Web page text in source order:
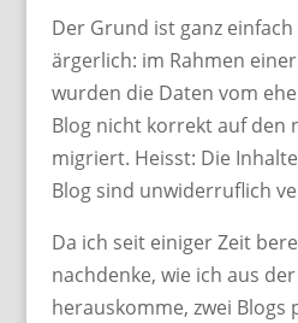
Der Grund ist ganz
ärgerlich: im Rahmen
wurden die Daten vom
Blog nicht korrekt auf den
migriert. Heisst: Die
Blog sind unwiderruflich
Da ich seit einiger Zeit
nachdenke, wie ich aus
herauskomme, zwei Blogs